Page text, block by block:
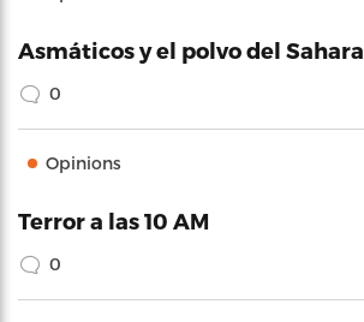
Asmáticos y el polvo del Sahara
0
Opinions
Terror a las 10 AM
0